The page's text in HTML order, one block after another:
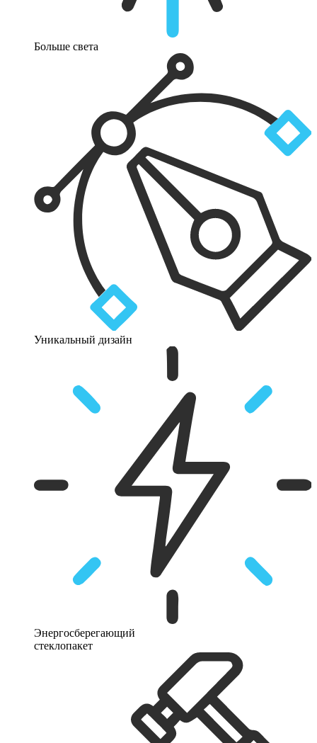
Больше света
Уникальный дизайн
Энергосберегающий
стеклопакет